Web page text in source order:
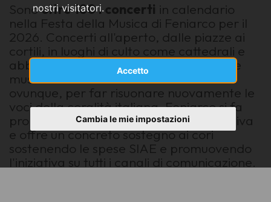
nostri visitatori.
Accetto
Cambia le mie impostazioni
Sonooltre 180 i concerti in calendario
nella Festa della Musica di Feniarco per il
2026. Concerti all'aperto, dalle piazze ai
cortili, in luoghi di culto come cattedrali e
abbazie e negli spazi della cultura come
musei e biblioteche. Musica corale
ovunque, per far risuonare nuovamente le
voci della coralità italiana. Feniarco si fa
promotrice di questa importante iniziativa
e offre un concreto sostegno ai cori
sostenendo le spese SIAE e promuovendo
l'iniziativa su tutti i canali di comunicazione.